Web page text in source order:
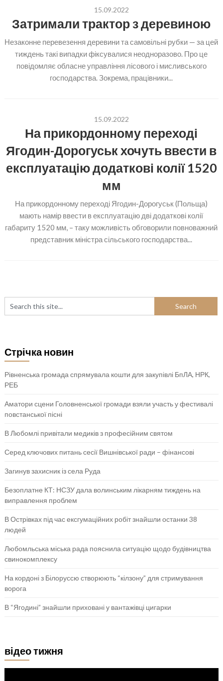
15.09.2022
Затримали трактор з деревиною
Незаконне перевезення деревини та самовільні рубки — за цей
тиждень такі випадки фіксувалися неодноразово. Про це
повідомляє обласне управління лісового і мисливського
господарства. Зокрема, працівники...
15.09.2022
На прикордонному переході
Ягодин-Дорогуськ хочуть ввести в
експлуатацію додаткові колії 1520
мм
На прикордонному переході Ягодин-Дорогуськ (Польща)
мають намір ввести в експлуатацію дві додаткові колії
габариту 1520 мм, – таку можливість обговорили повноважний
представник міністра сільського господарства...
Стрічка новин
Рівненська громада спрямувала кошти для закупівлі БпЛА, НРК,
РЕБ
Аматори сцени Головненської громади взяли участь у фестивалі
повстанської пісні
В Любомлі привітали медиків з професійним святом
Серед ключових питань сесії Вишнівської ради – фінансові
Загинув захисник із села Руда
Безоплатне КТ: НСЗУ дала волинським лікарням тиждень на
виправлення проблем
В Острівках під час ексгумаційних робіт знайшли останки 38
людей
Любомльська міська рада пояснила ситуацію щодо будівництва
свинокомплексу
На кордоні з Білоруссю створюють “кілзону” для стримування
ворога
В “Ягодині” знайшли приховані у вантажівці цигарки
відео тижня